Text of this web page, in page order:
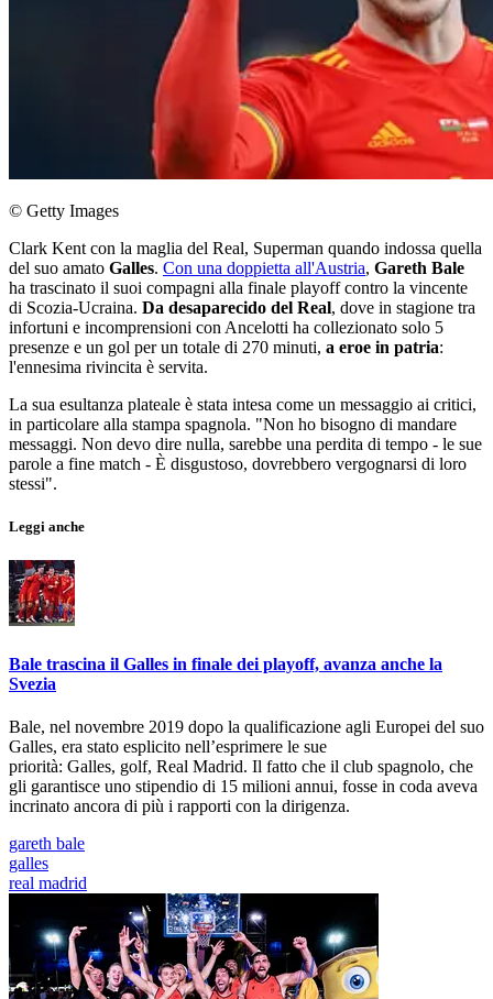
© Getty Images
Clark Kent con la maglia del Real, Superman quando indossa quella
del suo amato Galles. Con una doppietta all'Austria, Gareth Bale
ha trascinato il suoi compagni alla finale playoff contro la vincente
di Scozia-Ucraina. Da desaparecido del Real, dove in stagione tra
infortuni e incomprensioni con Ancelotti ha collezionato solo 5
presenze e un gol per un totale di 270 minuti, a eroe in patria:
l'ennesima rivincita è servita.
La sua esultanza plateale è stata intesa come un messaggio ai critici,
in particolare alla stampa spagnola. "Non ho bisogno di mandare
messaggi. Non devo dire nulla, sarebbe una perdita di tempo - le sue
parole a fine match - È disgustoso, dovrebbero vergognarsi di loro
stessi".
Leggi anche
Bale trascina il Galles in finale dei playoff, avanza anche la
Svezia
Bale, nel novembre 2019 dopo la qualificazione agli Europei del suo
Galles, era stato esplicito nell’esprimere le sue
priorità: Galles, golf, Real Madrid. Il fatto che il club spagnolo, che
gli garantisce uno stipendio di 15 milioni annui, fosse in coda aveva
incrinato ancora di più i rapporti con la dirigenza.
gareth bale
galles
real madrid